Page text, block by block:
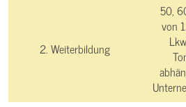
2. Weiterbildung
50,
von